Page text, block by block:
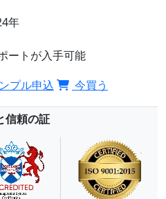
年
ートが入手可能
プル申込 今買う
信頼の証